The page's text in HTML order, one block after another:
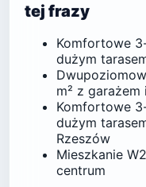
tej frazy
Komfortowe
dużym
m² z garażem
Komfortowe
dużym
Rzeszów
Mieszkanie
centrum